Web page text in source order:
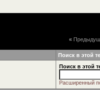
«
Поиск в этой
Поиск в этой
Расширенный